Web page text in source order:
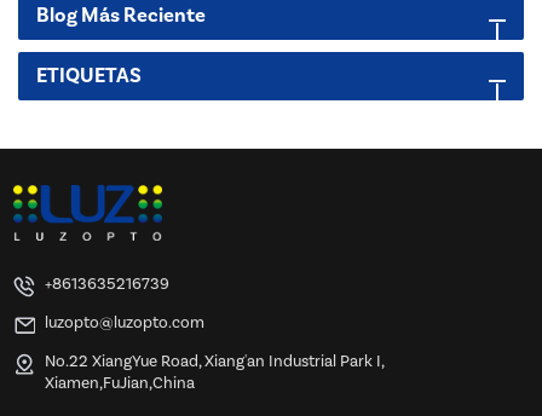
Blog Más Reciente
ETIQUETAS
+8613635216739
luzopto@luzopto.com
No.22 XiangYue Road, Xiang'an Industrial Park I,
Xiamen,FuJian,China